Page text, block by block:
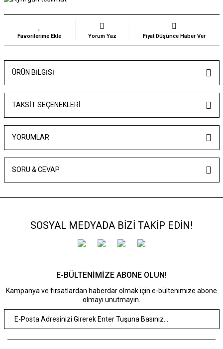
Yorum Yaz Fiyat Düşünce Haber Ver
ÜRÜN BILGISI
TAKSIT SEÇENEKLERI
YORUMLAR
SORU & CEVAP
SOSYAL MEDYADA BİZİ TAKİP EDİN!
E-BÜLTENİMİZE ABONE OLUN!
Kampanya ve fırsatlardan haberdar olmak için e-bültenimize abone
olmayı unutmayın.